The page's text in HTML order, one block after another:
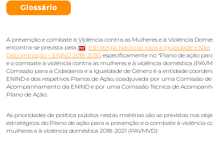
A prevenção e combate à Violência contra as Mulheres e à Violência
encontra-se prevista pela
Estratégia Nacional para a Igualdade e Não
Discriminação – ENIND 2018-2030, especificamente no “Plano de ação para
e o combate à violência contra as mulheres e à violência doméstica
Comissão para a Cidadania e a Igualdade de Género é a entidade
ENIND e dos respetivos Planos de Ação, coadjuvada por uma Comissão de
Acompanhamento da ENIND e por uma Comissão Técnica de
Plano de Ação.
As prioridades de política pública nestas matérias são as previstas nos
estratégicos do Plano de ação para a prevenção e o combate à violência
mulheres e à violência doméstica 2018-2021 (PAVMVD):